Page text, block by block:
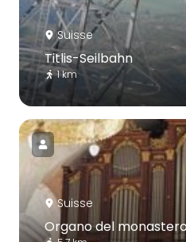
Suisse
Titlis-Seilbahn
1 km
Suisse
Organo del